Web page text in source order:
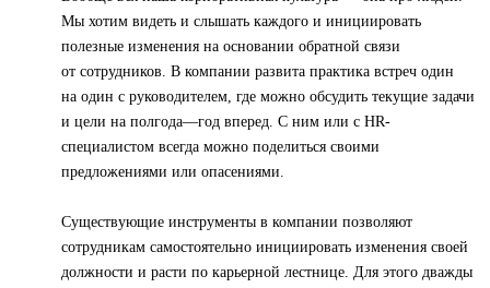
Мы хотим видеть и слышать каждого и инициировать
полезные изменения на основании обратной связи
от сотрудников. В компании развита практика встреч один
на один с руководителем, где можно обсудить текущие задачи
и цели на полгода—год вперед. С ним или с HR-
специалистом всегда можно поделиться своими
предложениями или опасениями.
Существующие инструменты в компании позволяют
сотрудникам самостоятельно инициировать изменения своей
должности и расти по карьерной лестнице. Для этого дважды